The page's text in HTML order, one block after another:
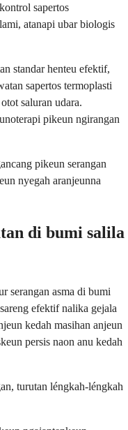
sapertos
atanapi ubar biologis
standar henteu efektif,
sapertos termoplasti
saluran udara.
pikeun ngirangan
pikeun serangan
nyegah aranjeunna
di bumi salila
serangan asma di bumi
efektif nalika gejala
kedah masihan anjeun
persis naon anu kedah
turutan léngkah-léngkah